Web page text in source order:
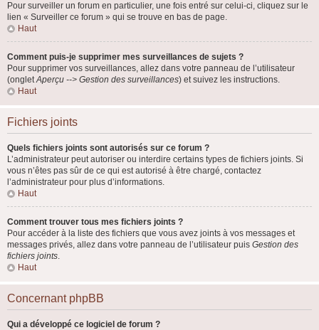
Pour surveiller un forum en particulier, une fois entré sur celui-ci, cliquez sur le
lien « Surveiller ce forum » qui se trouve en bas de page.
Haut
Comment puis-je supprimer mes surveillances de sujets ?
Pour supprimer vos surveillances, allez dans votre panneau de l’utilisateur
(ongletAperçu --> Gestion des surveillances) et suivez les instructions.
Haut
Fichiers joints
Quels fichiers joints sont autorisés sur ce forum ?
L’administrateur peut autoriser ou interdire certains types de fichiers joints. Si
vous n’êtes pas sûr de ce qui est autorisé à être chargé, contactez
l’administrateur pour plus d’informations.
Haut
Comment trouver tous mes fichiers joints ?
Pour accéder à la liste des fichiers que vous avez joints à vos messages et
messages privés, allez dans votre panneau de l’utilisateur puis Gestion des
fichiers joints.
Haut
Concernant phpBB
Qui a développé ce logiciel de forum ?